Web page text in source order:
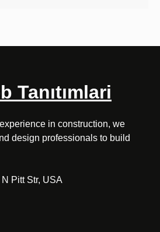
Tanıtımlari
in construction, we
design professionals to build
Pitt Str, USA